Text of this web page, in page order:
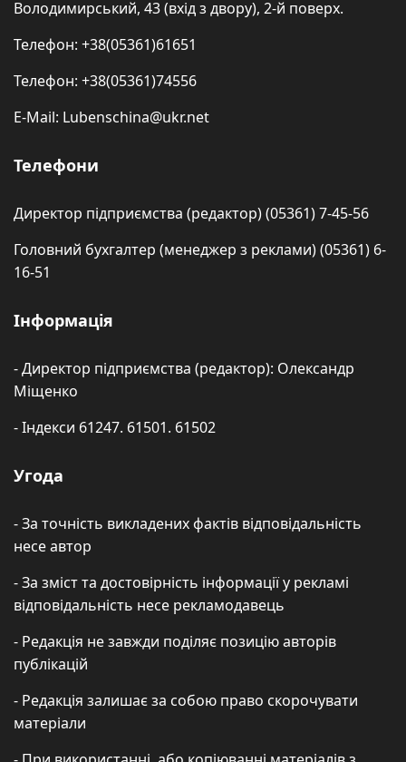
Володимирський, 43 (вхід з двору), 2-й поверх.
Телефон: +38(05361)61651
Телефон: +38(05361)74556
E-Mail: Lubenschina@ukr.net
Телефони
Директор підприємства (редактор) (05361) 7-45-56
Головний бухгалтер (менеджер з реклами) (05361) 6-
16-51
Інформація
- Директор підприємства (редактор): Олександр
Міщенко
- Індекси 61247. 61501. 61502
Угода
- За точність викладених фактів відповідальність
несе автор
- За зміст та достовірність інформації у рекламі
відповідальність несе рекламодавець
- Редакція не завжди поділяє позицію авторів
публікацій
- Редакція залишає за собою право скорочувати
матеріали